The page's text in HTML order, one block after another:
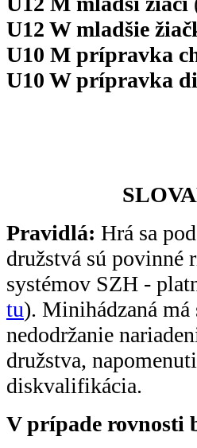
U12 W mladšie
U10 M prípravka
U10 W prípravka
Pravidlá: Hrá sa
družstvá sú povinné
systémov SZH -
tu). Minihádzaná má
nedodržanie
družstva,
diskvalifikácia.
V prípade rovnosti